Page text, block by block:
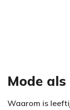
Mode
Waarom is